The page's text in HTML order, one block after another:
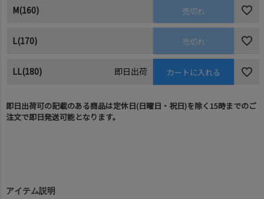
M(160) 売切れ
L(170) 売切れ
LL(180) 即日出荷 カートに入れる
即日出荷可の記載のある商品は定休日(日曜日・祝日)を除く15時までのご
注文で即日発送可能となります。
アイテム説明